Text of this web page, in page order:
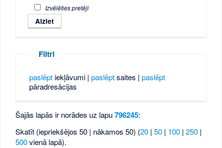
Izvēlēties pretēji
Filtri
paslēptiekļāvumi | paslēptsaites | paslēpt
pāradresācijas
Šajās lapās ir norādes uz lapu796245:
Skatīt (iepriekšējos 50 | nākamos 50) (20 |50 | 100 |250 |
500vienā lapā).